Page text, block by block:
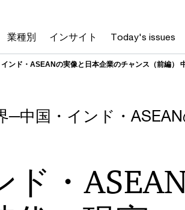
業種別 インサイト Today's issues
ンド・ASEANの実像と日本企業のチャンス（前編）
─中国・インド・
ド・